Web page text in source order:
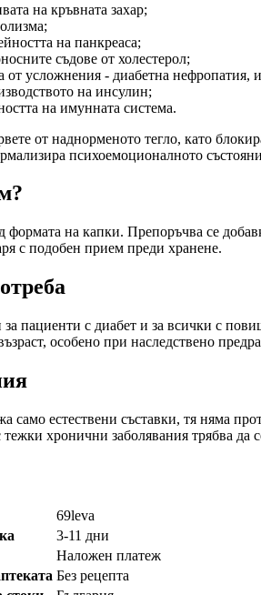
на кръвната захар;
на панкреаса;
съдове от холестерол;
от усложнения - диабетна нефропатия,
на инсулин;
на имунната система.
от наднорменото тегло, като
психоемоционалното
формата на капки. Препоръчва се
с подобен прием преди хранене.
пациенти с диабет и за всички с
особено при наследствено
само естествени съставки, тя няма
хронични заболявания трябва да
69leva
3-11 дни
Наложен платеж
Без рецепта